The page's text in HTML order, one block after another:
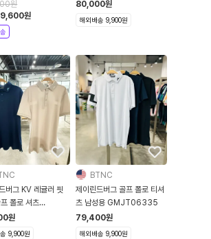
테니스 스커트 - 블랙
원
원
80,000원
해외배송 9,900원
버그 KV 레귤러 핏
폴로 셔츠
기능성 반팔
원
9,900원
BTNC
제이린드버그 골프 폴로 티셔
츠 남성용 GMJT06335
79,400원
해외배송 9,900원